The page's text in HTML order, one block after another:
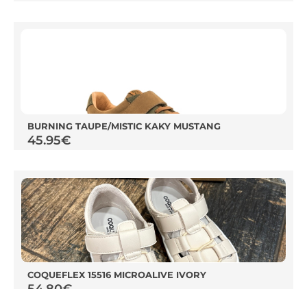
BURNING TAUPE/MISTIC KAKY MUSTANG
45.95€
COQUEFLEX 15516 MICROALIVE IVORY